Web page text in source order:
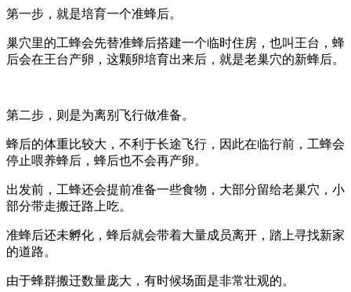
第一步，就是培育一个准蜂后。
巢穴里的工蜂会先替准蜂后搭建一个临时住房，也叫王台，蜂
后会在王台产卵，这颗卵培育出来后，就是老巢穴的新蜂后。
第二步，则是为离别飞行做准备。
蜂后的体重比较大，不利于长途飞行，因此在临行前，工蜂会
停止喂养蜂后，蜂后也不会再产卵。
出发前，工蜂还会提前准备一些食物，大部分留给老巢穴，小
部分带走搬迁路上吃。
准蜂后还未孵化，蜂后就会带着大量成员离开，踏上寻找新家
的道路。
由于蜂群搬迁数量庞大，有时候场面是非常壮观的。